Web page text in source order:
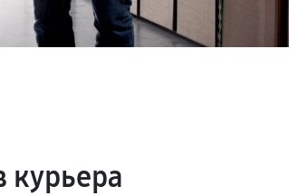
курьера